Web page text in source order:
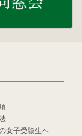
女子受験生へ